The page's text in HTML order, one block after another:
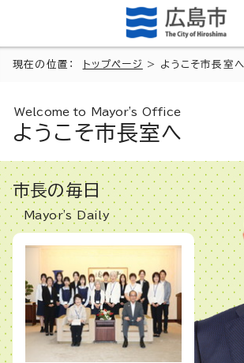
現在の位置： トップページ > ようこそ市長室へ
Welcome to Mayor's Office
ようこそ市長室へ
市長の毎日
Mayor's Daily